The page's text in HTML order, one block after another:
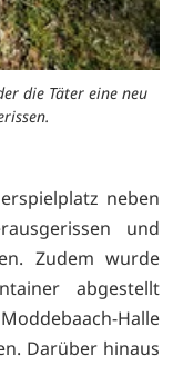
die Täter eine neu
neben
und
Zudem wurde
abgestellt
Halle
Darüber hinaus